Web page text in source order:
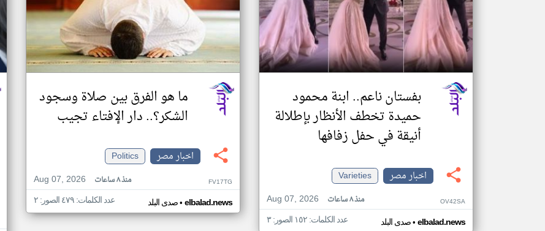
بفستان ناعم.. ابنة محمود
حميدة تخطف الأنظار بإطلالة
أنيقة في حفل زفافها
اخبار مصر
Varieties
Aug 07, 2026
منذ ٨ ساعات OV42SA
صدى البلد• elbalad.news عدد الكلمات: ١٥٢ الصور: ٣
ما هو الفرق بين صلاة وسجود
الشكر؟.. دار الإفتاء تجيب
اخبار مصر
Politics
Aug 07, 2026
منذ ٨ ساعات FV17TG
صدى البلد• elbalad.news عدد الكلمات: ٤٧٩ الصور: ٢